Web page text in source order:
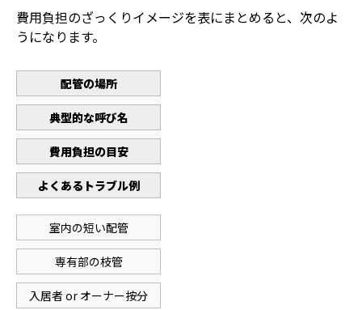
費用負担のざっくりイメージを表にまとめると、次のよ
うになります。
配管の場所
典型的な呼び名
費用負担の目安
よくあるトラブル例
室内の短い配管
専有部の枝管
入居者 or オーナー按分